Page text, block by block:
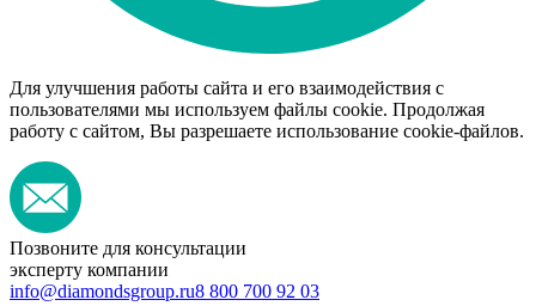
Для улучшения работы сайта и его взаимодействия с
пользователями мы используем файлы cookie. Продолжая
работу с сайтом, Вы разрешаете использование cookie-файлов.
Позвоните для консультации
эксперту компании
info@diamondsgroup.ru8 800 700 92 03